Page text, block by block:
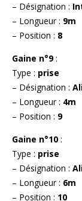
– Désignation :
– Longueur : 9m
– Position : 8
Gaine n°9:
Type : prise
– Désignation :
– Longueur : 4m
– Position : 9
Gaine n°10 :
Type : prise
– Désignation :
– Longueur : 6m
– Position : 10